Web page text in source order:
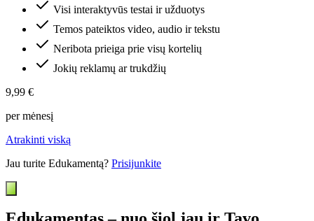
Visi interaktyvūs testai ir užduotys
Temos pateiktos video, audio ir tekstu
Neribota prieiga prie visų kortelių
Jokių reklamų ar trukdžių
9,99 €
per mėnesį
Atrakinti viską
Jau turite Edukamentą? Prisijunkite